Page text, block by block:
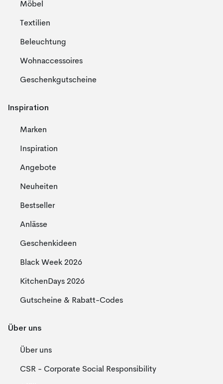
Möbel
Textilien
Beleuchtung
Wohnaccessoires
Geschenkgutscheine
Inspiration
Marken
Inspiration
Angebote
Neuheiten
Bestseller
Anlässe
Geschenkideen
Black Week 2026
KitchenDays 2026
Gutscheine & Rabatt-Codes
Über uns
Über uns
CSR - Corporate Social Responsibility